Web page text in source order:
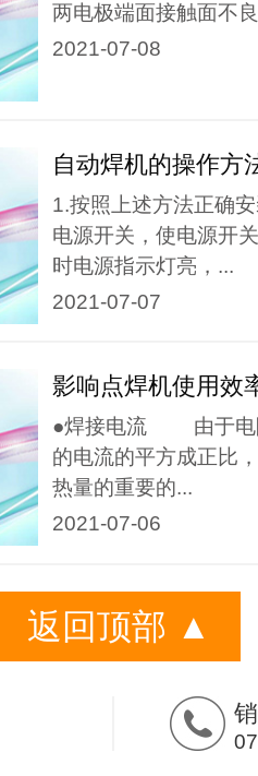
两电极端面接触面不
2021-07-08
自动焊机的操作方
1.按照上述方法正确
电源开关，使电源开
时电源指示灯亮，...
2021-07-07
影响点焊机使用效
●焊接电流 由于电
的电流的平方成正比
热量的重要的...
2021-07-06
返回顶部 ▲